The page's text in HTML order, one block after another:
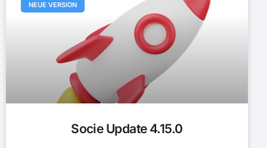
NEUE VERSION
Socie Update 4.15.0